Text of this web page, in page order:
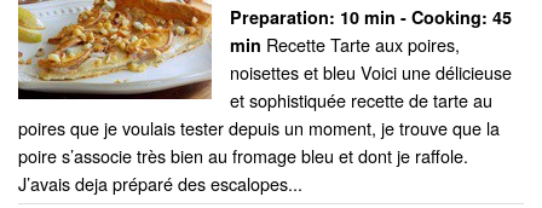
Preparation: 10 min - Cooking: 45
min Recette Tarte aux poires,
noisettes et bleu Voici une délicieuse
et sophistiquée recette de tarte au
poires que je voulais tester depuis un moment, je trouve que la
poire s’associe très bien au fromage bleu et dont je raffole.
J’avais deja préparé des escalopes...